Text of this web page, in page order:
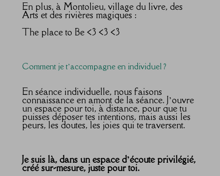
En plus, à Montolieu, village du livre, des
Arts et des rivières magiques :
The place to Be <3 <3 <3
Comment je t’accompagne en individuel ?
En séance individuelle, nous faisons
connaissance en amont de la séance. J’ouvre
un espace pour toi, à distance, pour que tu
puisses déposer tes intentions, mais aussi les
peurs, les doutes, les joies qui te traversent.
Je suis là, dans un espace d’écoute privilégié,
créé sur-mesure, juste pour toi.